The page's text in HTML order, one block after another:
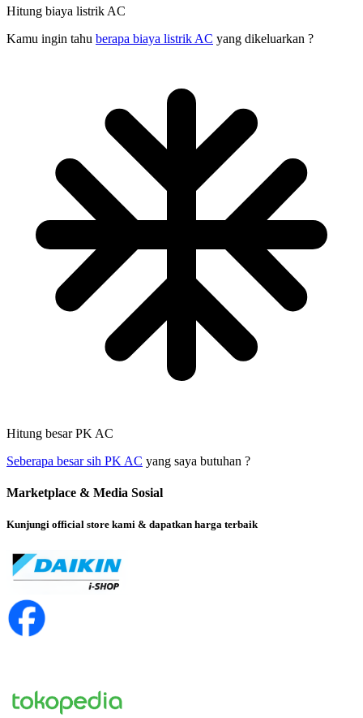
Hitung biaya listrik AC
Kamu ingin tahu berapa biaya listrik AC yang dikeluarkan ?
Hitung besar PK AC
Seberapa besar sih PK AC yang saya butuhan ?
Marketplace & Media Sosial
Kunjungi official store kami & dapatkan harga terbaik